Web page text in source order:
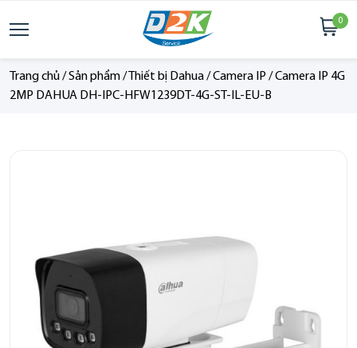
0
Trang chủ/Sản phẩm/ Thiết bị Dahua/Camera IP /Camera IP 4G
2MP DAHUA DH-IPC-HFW1239DT-4G-ST-IL-EU-B